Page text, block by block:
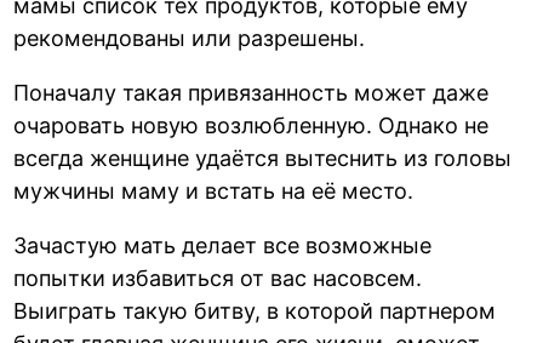
мамы список тех продуктов, которые ему
рекомендованы или разрешены.
Поначалу такая привязанность может даже
очаровать новую возлюбленную. Однако не
всегда женщине удаётся вытеснить из головы
мужчины маму и встать на её место.
Зачастую мать делает все возможные
попытки избавиться от вас насовсем.
Выиграть такую битву, в которой партнером